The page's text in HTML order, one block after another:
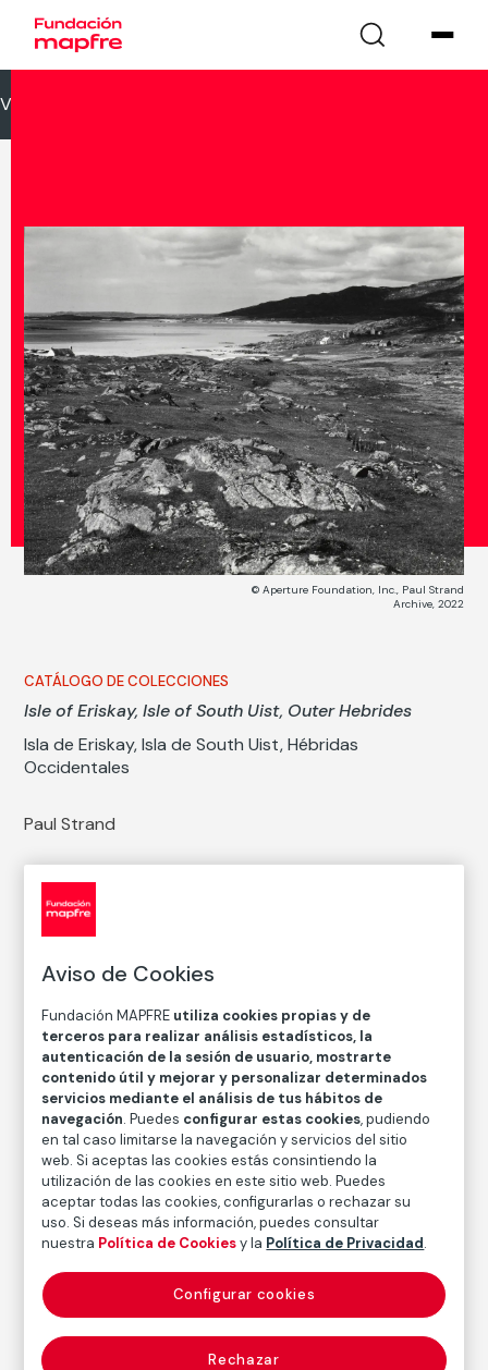
VOLVER
© Aperture Foundation, Inc., Paul Strand
Archive, 2022
CATÁLOGO DE COLECCIONES
Isle of Eriskay, Isle of South Uist, Outer Hebrides
Isla de Eriskay, Isla de South Uist, Hébridas
Occidentales
Paul Strand
Copia en papel baritado con emulsión de gelatina y
plata
Medidas mancha: 11,7 × 14,9 cm
Inventario
FM000950
Fecha
1954/1954
Inscripción/Leyenda
Firmado, titulado y fechado por Paul Strand en el
reverso
Autor
Paul Strand
Nacimiento: Nueva York, 1890
Fallecimiento: Orgeval, Francia, 1976
Aviso de Cookies
Fundación MAPFRE utiliza cookies propias y de
terceros para realizar análisis estadísticos, la
autenticación de la sesión de usuario, mostrarte
contenido útil y mejorar y personalizar determinados
servicios mediante el análisis de tus hábitos de
navegación. Puedes configurar estas cookies, pudiendo
en tal caso limitarse la navegación y servicios del sitio
web. Si aceptas las cookies estás consintiendo la
utilización de las cookies en este sitio web. Puedes
aceptar todas las cookies, configurarlas o rechazar su
uso. Si deseas más información, puedes consultar
nuestra Política de Cookiesy la Política de Privacidad.
Rechazar
Configurar cookies